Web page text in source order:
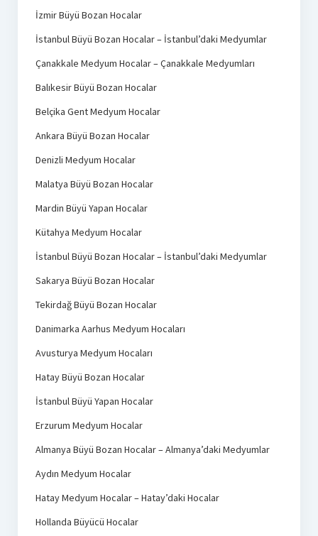
İzmir Büyü Bozan Hocalar
İstanbul Büyü Bozan Hocalar – İstanbul’daki Medyumlar
Çanakkale Medyum Hocalar – Çanakkale Medyumları
Balıkesir Büyü Bozan Hocalar
Belçika Gent Medyum Hocalar
Ankara Büyü Bozan Hocalar
Denizli Medyum Hocalar
Malatya Büyü Bozan Hocalar
Mardin Büyü Yapan Hocalar
Kütahya Medyum Hocalar
İstanbul Büyü Bozan Hocalar – İstanbul’daki Medyumlar
Sakarya Büyü Bozan Hocalar
Tekirdağ Büyü Bozan Hocalar
Danimarka Aarhus Medyum Hocaları
Avusturya Medyum Hocaları
Hatay Büyü Bozan Hocalar
İstanbul Büyü Yapan Hocalar
Erzurum Medyum Hocalar
Almanya Büyü Bozan Hocalar – Almanya’daki Medyumlar
Aydın Medyum Hocalar
Hatay Medyum Hocalar – Hatay’daki Hocalar
Hollanda Büyücü Hocalar